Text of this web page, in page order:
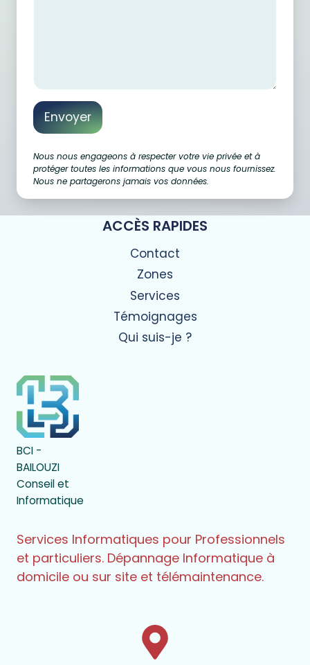
Envoyer
Nous nous engageons à respecter votre vie privée et à
protéger toutes les informations que vous nous fournissez.
Nous ne partagerons jamais vos données.
ACCÈS RAPIDES
Contact
Zones
Services
Témoignages
Qui suis-je ?
BCI -
BAILOUZI
Conseil et
Informatique
Services Informatiques pour Professionnels
et particuliers. Dépannage Informatique à
domicile ou sur site et télémaintenance.